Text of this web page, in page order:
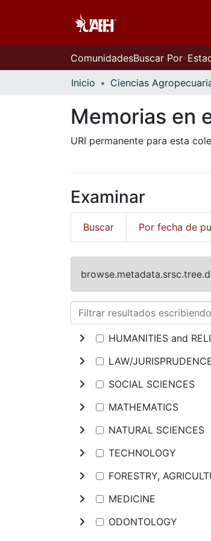
ComunidadesBuscar Por
Inicio Ciencias
Memorias en
URI permanente para esta
Examinar
Buscar Por fecha de
HUMANITIES and
LAW/
SOCIAL SCIENCES
MATHEMATICS
NATURAL SCIENCES
TECHNOLOGY
FORESTRY,
MEDICINE
ODONTOLOGY